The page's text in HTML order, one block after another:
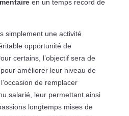
en un temps record de
simplement une activité
opportunité de
certains, l’objectif sera de
améliorer leur niveau de
de remplacer
salarié, leur permettant ainsi
longtemps mises de